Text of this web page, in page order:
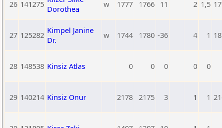
26 141275 Dorothea
w 1777 1766 11 2 1,5
27 125282 Kimpel Janine
Dr.
w 1744 1780 -36 4 1
28 148538 Kinsiz Atlas 0 0 0 0 0
29 140214 Kinsiz Onur 2178 2175 3 1 1